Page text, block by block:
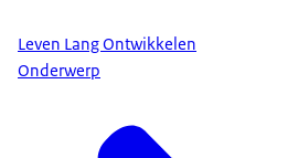
Leven Lang Ontwikkelen
Onderwerp